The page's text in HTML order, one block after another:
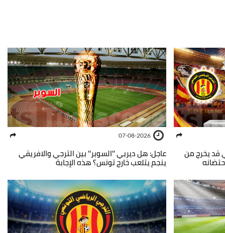
قد يخرج من
07-08-2026
عاجل: هل ديربي ''السوبر'' بين الترجي والافريقي
ينجم يتلعب خارج تونس؟ هذه الإجابة